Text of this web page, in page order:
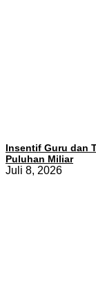
Insentif Guru dan
Puluhan Miliar
Juli 8, 2026